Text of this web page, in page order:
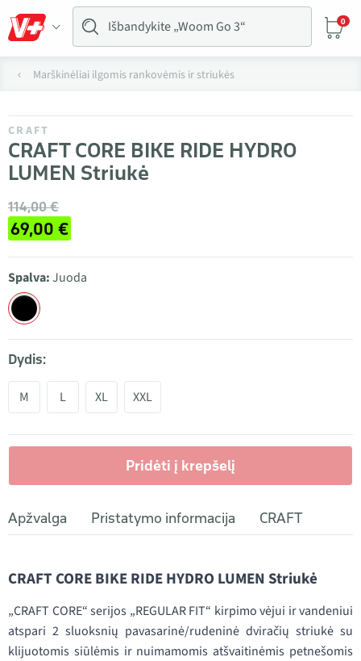
0
Marškinėliai ilgomis rankovėmis ir striukės
CRAFT
CRAFT CORE BIKE RIDE HYDRO
LUMEN Striukė
114,00 €
69,00 €
Spalva:Juoda
Dydis:
M L XL XXL
Pridėti į krepšelį
Apžvalga Pristatymo informacija CRAFT
CRAFT CORE BIKE RIDE HYDRO LUMEN Striukė
„CRAFT CORE“ serijos „REGULAR FIT“ kirpimo vėjui ir vandeniui
atspari 2 sluoksnių pavasarinė/rudeninė dviračių striukė su
klijuotomis siūlėmis ir nuimamomis atšvaitinėmis petnešomis